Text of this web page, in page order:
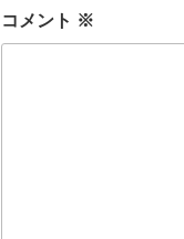
コメント ※